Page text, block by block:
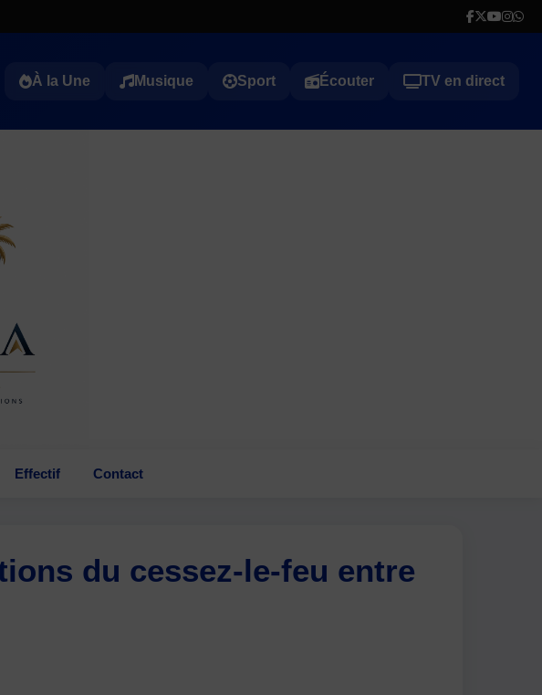
À la Une Musique Sport Écouter TV en direct
Effectif Contact
du cessez-le-feu entre